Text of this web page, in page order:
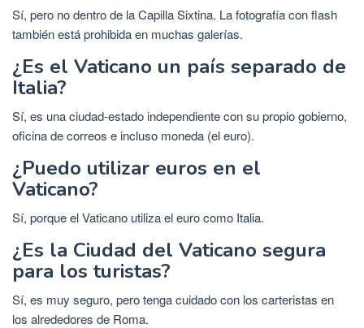
Sí, pero no dentro de la Capilla Sixtina. La fotografía con flash
también está prohibida en muchas galerías.
¿Es el Vaticano un país separado de
Italia?
Sí, es una ciudad-estado independiente con su propio gobierno,
oficina de correos e incluso moneda (el euro).
¿Puedo utilizar euros en el
Vaticano?
Sí, porque el Vaticano utiliza el euro como Italia.
¿Es la Ciudad del Vaticano segura
para los turistas?
Sí, es muy seguro, pero tenga cuidado con los carteristas en
los alrededores de Roma.